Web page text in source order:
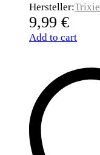
Hersteller:Trixie
9,99 €
Add to cart